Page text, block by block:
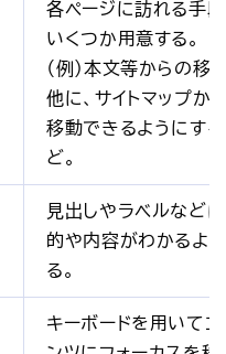
各ページに訪れる手段
いくつか用意する。
（例）本文等からの移
他に、サイトマップか
移動できるようにす
ど。
見出しやラベルなどは
的や内容がわかるよ
る。
キーボードを用いてコ